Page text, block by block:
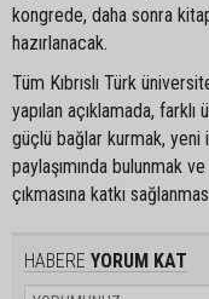
kongrede, daha sonra
hazırlanacak.
Tüm Kıbrıslı Türk
yapılan açıklamada,
güçlü bağlar kurmak,
paylaşımında bulunmak
çıkmasına katkı
HABERE YORUM KAT